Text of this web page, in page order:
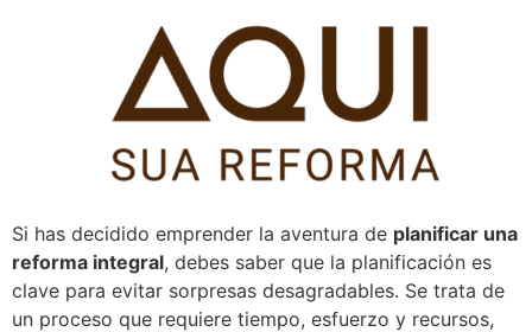
Si has decidido emprender la aventura de planificar una
reforma integral, debes saber que la planificación es
clave para evitar sorpresas desagradables. Se trata de
un proceso que requiere tiempo, esfuerzo y recursos,